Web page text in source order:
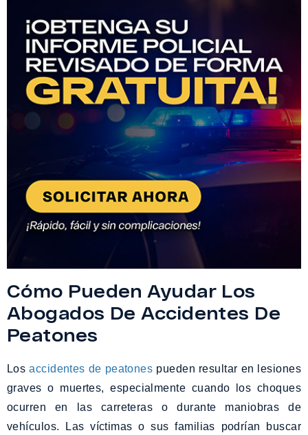
Cómo Pueden Ayudar Los
Abogados De Accidentes De
Peatones
Losaccidentes de peatones pueden resultar en lesiones
graves o muertes, especialmente cuando los choques
ocurren en las carreteras o durante maniobras de
vehículos. Las víctimas o sus familias podrían buscar